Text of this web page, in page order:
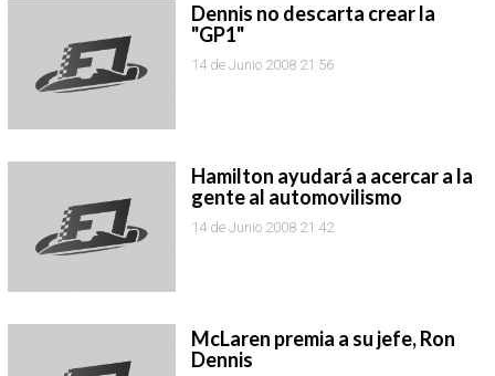
Dennis no descarta crear la
"GP1"
14 de Junio 2008 21:56
Hamilton ayudará a acercar a la
gente al automovilismo
14 de Junio 2008 21:42
McLaren premia a su jefe, Ron
Dennis